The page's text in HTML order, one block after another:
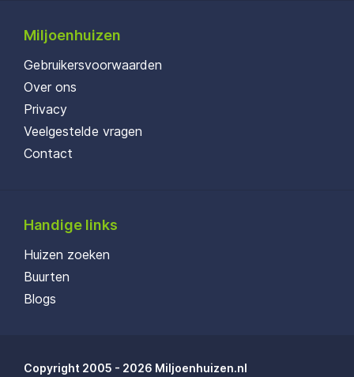
Miljoenhuizen
Gebruikersvoorwaarden
Over ons
Privacy
Veelgestelde vragen
Contact
Handige links
Huizen zoeken
Buurten
Blogs
Copyright 2005 - 2026 Miljoenhuizen.nl